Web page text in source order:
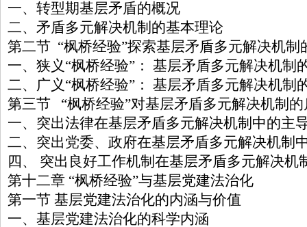
一、转型期基层矛盾的概况
二、矛盾多元解决机制的基本理论
第二节 “枫桥经验”探索基层矛盾多元解决机制
一、狭义“枫桥经验”： 基层矛盾多元解决机制
二、广义“枫桥经验”： 基层矛盾多元解决机制
第三节 “枫桥经验”对基层矛盾多元解决机制的
一、突出法律在基层矛盾多元解决机制中的主
二、突出党委、政府在基层矛盾多元解决机制
四、 突出良好工作机制在基层矛盾多元解决机
第十二章 “枫桥经验”与基层党建法治化
第一节 基层党建法治化的内涵与价值
一、基层党建法治化的科学内涵